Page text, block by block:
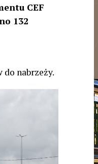
CEF
132
do nabrzeży.